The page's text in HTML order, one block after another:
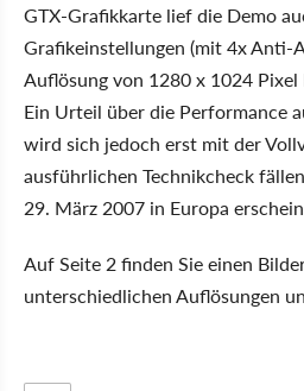
GTX-Grafikkarte lief die Demo
Grafikeinstellungen (mit 4x Anti-
Auflösung von 1280 x 1024
Ein Urteil über die Performance
wird sich jedoch erst mit der
ausführlichen Technikcheck
29. März 2007 in Europa
Auf Seite 2 finden Sie einen
unterschiedlichen Auflösungen